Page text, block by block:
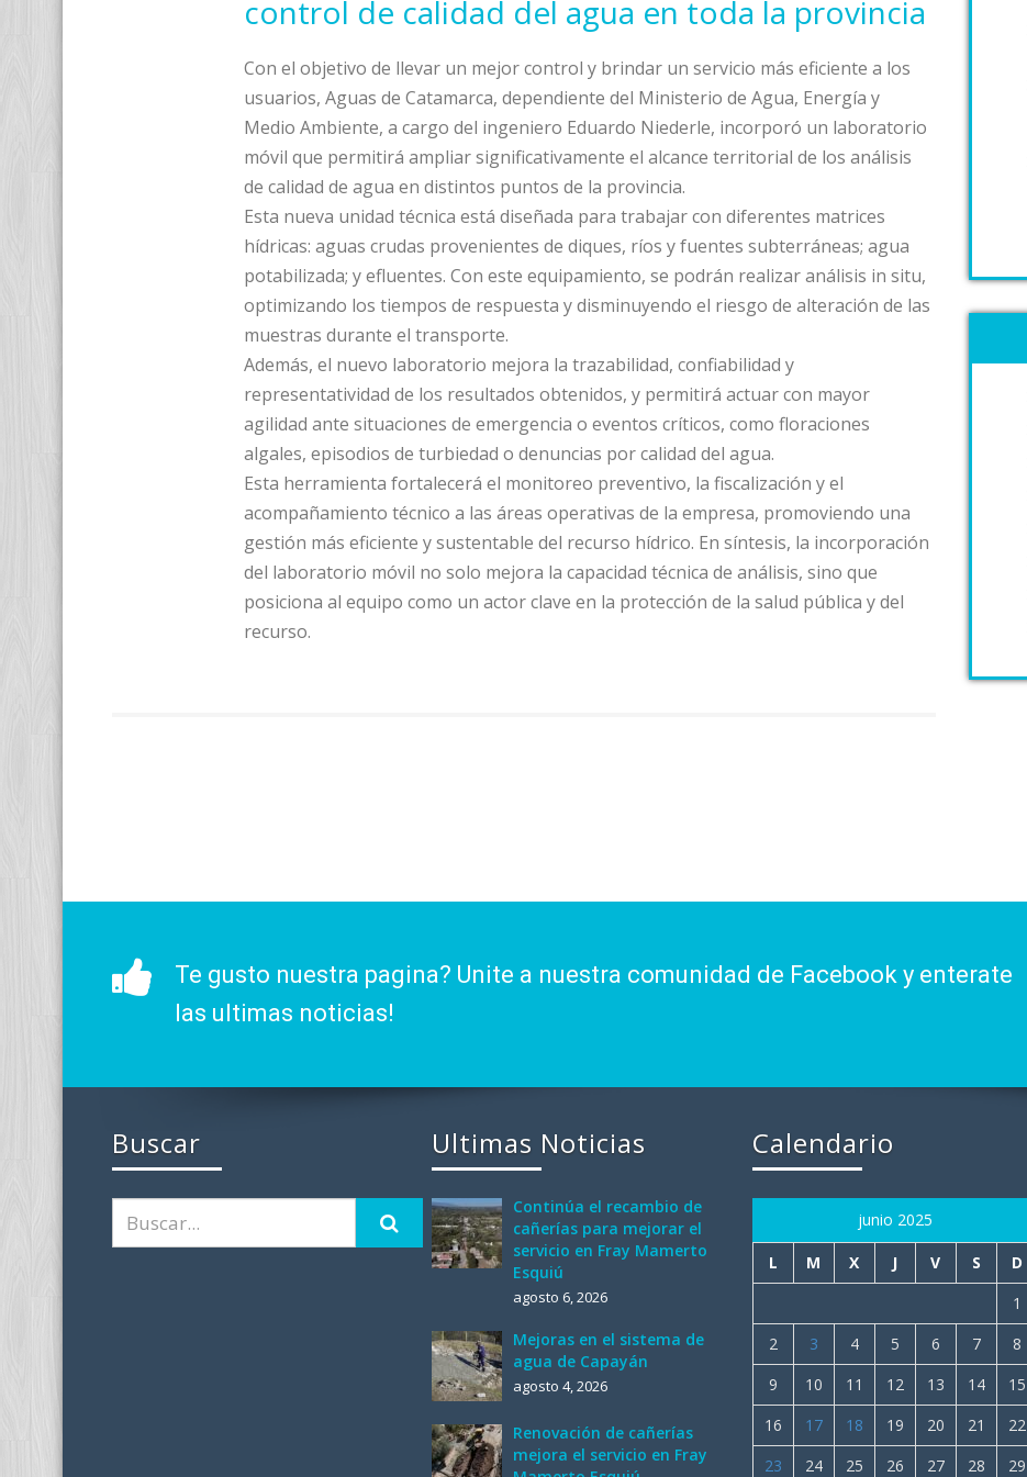
control de calidad del agua en toda la provincia
Con el objetivo de llevar un mejor control y brindar un servicio más eficiente a los
usuarios, Aguas de Catamarca, dependiente del Ministerio de Agua, Energía y
Medio Ambiente, a cargo del ingeniero Eduardo Niederle, incorporó un laboratorio
móvil que permitirá ampliar significativamente el alcance territorial de los análisis
de calidad de agua en distintos puntos de la provincia.
Esta nueva unidad técnica está diseñada para trabajar con diferentes matrices
hídricas: aguas crudas provenientes de diques, ríos y fuentes subterráneas; agua
potabilizada; y efluentes. Con este equipamiento, se podrán realizar análisis in situ,
optimizando los tiempos de respuesta y disminuyendo el riesgo de alteración de las
muestras durante el transporte.
Además, el nuevo laboratorio mejora la trazabilidad, confiabilidad y
representatividad de los resultados obtenidos, y permitirá actuar con mayor
agilidad ante situaciones de emergencia o eventos críticos, como floraciones
algales, episodios de turbiedad o denuncias por calidad del agua.
Esta herramienta fortalecerá el monitoreo preventivo, la fiscalización y el
acompañamiento técnico a las áreas operativas de la empresa, promoviendo una
gestión más eficiente y sustentable del recurso hídrico. En síntesis, la incorporación
del laboratorio móvil no solo mejora la capacidad técnica de análisis, sino que
posiciona al equipo como un actor clave en la protección de la salud pública y del
recurso.
Te gusto nuestra pagina? Unite a nuestra comunidad de Facebook y enterate
las ultimas noticias!
Buscar Ultimas Noticias
Continúa el recambio de
cañerías para mejorar el
servicio en Fray Mamerto
Esquiú
agosto 6, 2026
Mejoras en el sistema de
agua de Capayán
agosto 4, 2026
Renovación de cañerías
mejora el servicio en Fray
Calendario
junio 2025
L M X J V S
D
1
2
3 4 5 6 7
8
9
10 11 12 13 14
15
16
17 18 19 20 21
22
23
24 25 26 27 28 29